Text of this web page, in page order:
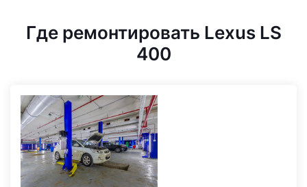
Где ремонтировать Lexus LS
400